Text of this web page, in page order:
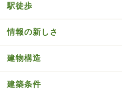
駅徒歩
情報の新しさ
建物構造
建築条件